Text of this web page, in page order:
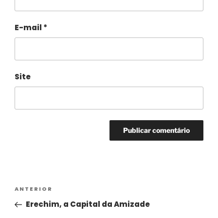
E-mail *
Site
ANTERIOR
Erechim, a Capital da Amizade